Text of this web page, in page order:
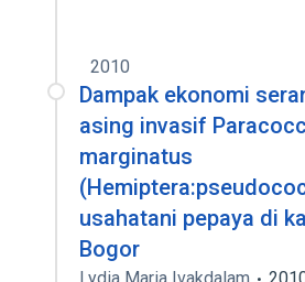
2010
Dampak ekonomi
asing invasif
marginatus
usahatani pepaya di
Bogor